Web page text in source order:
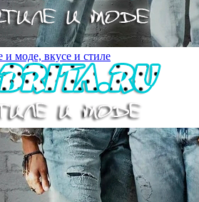
и моде, вкусе и стиле